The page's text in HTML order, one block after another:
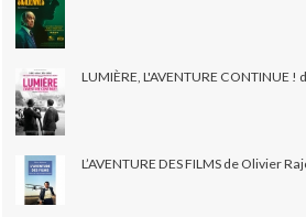
LUMIÈRE, L'AVENTURE CONTINUE
L’AVENTURE DES FILMS de Olivier